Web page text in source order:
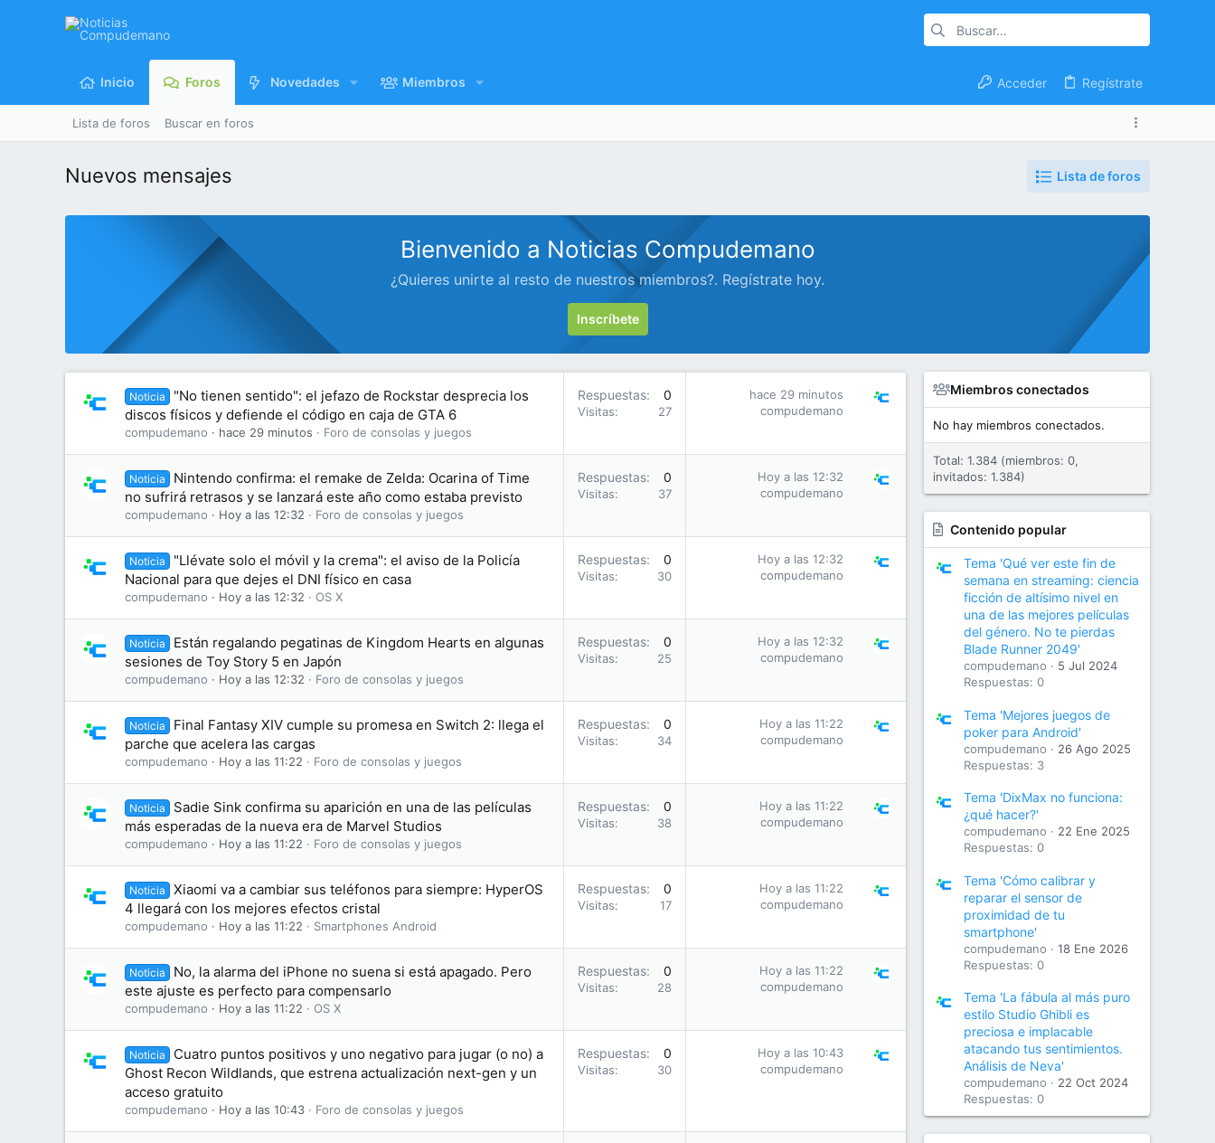
Inicio Foros Novedades Miembros Acceder Regístrate
Lista de foros Buscar en foros
Nuevos mensajes Lista de foros
Bienvenido a Noticias Compudemano
¿Quieres unirte al resto de nuestros miembros?. Regístrate hoy.
Inscríbete
Noticia
"No tienen sentido": el jefazo de Rockstar desprecia los
discos físicos y defiende el código en caja de GTA 6
compudemano hace 29 minutos Foro de consolas y juegos
Respuestas 0
Visitas 27
hace 29 minutos
compudemano
Noticia
Nintendo confirma: el remake de Zelda: Ocarina of Time
no sufrirá retrasos y se lanzará este año como estaba previsto
compudemano Hoy a las 12:32 Foro de consolas y juegos
Respuestas 0
Visitas 37
Hoy a las 12:32
compudemano
Noticia
"Llévate solo el móvil y la crema": el aviso de la Policía
Nacional para que dejes el DNI físico en casa
compudemano Hoy a las 12:32 OS X
Respuestas 0
Visitas 30
Hoy a las 12:32
compudemano
Noticia
Están regalando pegatinas de Kingdom Hearts en algunas
sesiones de Toy Story 5 en Japón
compudemano Hoy a las 12:32 Foro de consolas y juegos
Respuestas 0
Visitas 25
Hoy a las 12:32
compudemano
Noticia
Final Fantasy XIV cumple su promesa en Switch 2: llega el
parche que acelera las cargas
compudemano Hoy a las 11:22 Foro de consolas y juegos
Respuestas 0
Visitas 34
Hoy a las 11:22
compudemano
Noticia
Sadie Sink confirma su aparición en una de las películas
más esperadas de la nueva era de Marvel Studios
compudemano Hoy a las 11:22 Foro de consolas y juegos
Respuestas 0
Visitas 38
Hoy a las 11:22
compudemano
Noticia
Xiaomi va a cambiar sus teléfonos para siempre: HyperOS
4 llegará con los mejores efectos cristal
compudemano Hoy a las 11:22 Smartphones Android
Respuestas 0
Visitas 17
Hoy a las 11:22
compudemano
Noticia
No, la alarma del iPhone no suena si está apagado. Pero
este ajuste es perfecto para compensarlo
compudemano Hoy a las 11:22 OS X
Respuestas 0
Visitas 28
Hoy a las 11:22
compudemano
Noticia
Cuatro puntos positivos y uno negativo para jugar (o no) a
Ghost Recon Wildlands, que estrena actualización next-gen y un
acceso gratuito
compudemano Hoy a las 10:43 Foro de consolas y juegos
Respuestas 0
Visitas 30
Hoy a las 10:43
compudemano
Miembros conectados
No hay miembros conectados.
Total: 1.384 (miembros: 0,
invitados: 1.384)
Contenido popular
Tema 'Qué ver este fin de
semana en streaming: ciencia
ficción de altísimo nivel en
una de las mejores películas
del género. No te pierdas
Blade Runner 2049'
compudemano
5 Jul 2024
Respuestas: 0
Tema 'Mejores juegos de
poker para Android'
compudemano
26 Ago 2025
Respuestas: 3
Tema 'DixMax no funciona:
¿qué hacer?'
compudemano
22 Ene 2025
Respuestas: 0
Tema 'Cómo calibrar y
reparar el sensor de
proximidad de tu
smartphone'
compudemano
18 Ene 2026
Respuestas: 0
Tema 'La fábula al más puro
estilo Studio Ghibli es
preciosa e implacable
atacando tus sentimientos.
Análisis de Neva'
compudemano
22 Oct 2024
Respuestas: 0